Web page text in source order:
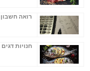
רואה חשבון
חנויות דגים